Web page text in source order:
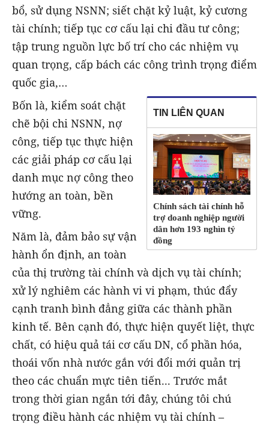
bổ, sử dụng NSNN; siết chặt kỷ luật, kỷ cương
tài chính; tiếp tục cơ cấu lại chi đầu tư công;
tập trung nguồn lực bố trí cho các nhiệm vụ
quan trọng, cấp bách các công trình trọng điểm
quốc gia,…
TIN LIÊN QUAN
Chính sách tài chính hỗ
trợ doanh nghiệp người
dân hơn 193 nghìn tỷ
đồng
Bốn là, kiểm soát chặt
chẽ bội chi NSNN, nợ
công, tiếp tục thực hiện
các giải pháp cơ cấu lại
danh mục nợ công theo
hướng an toàn, bền
vững.
Năm là, đảm bảo sự vận
hành ổn định, an toàn
của thị trường tài chính và dịch vụ tài chính;
xử lý nghiêm các hành vi vi phạm, thúc đẩy
cạnh tranh bình đẳng giữa các thành phần
kinh tế. Bên cạnh đó, thực hiện quyết liệt, thực
chất, có hiệu quả tái cơ cấu DN, cổ phần hóa,
thoái vốn nhà nước gắn với đổi mới quản trị
theo các chuẩn mực tiên tiến... Trước mắt
trong thời gian ngắn tới đây, chúng tôi chú
trọng điều hành các nhiệm vụ tài chính –